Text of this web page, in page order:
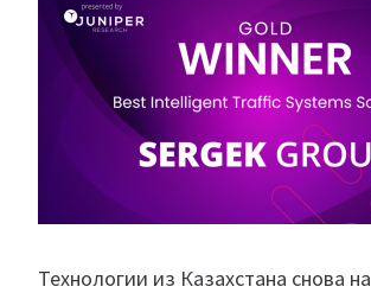
Технологии из Казахстана снова на